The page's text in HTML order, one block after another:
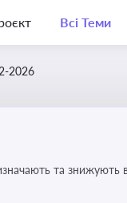
Всі Теми
2026
та знижують